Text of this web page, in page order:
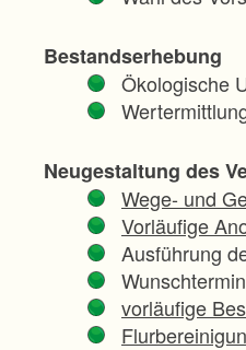
Bestandserhebung
Ökologische
Neugestaltung des
Wege- und
Vorläufige
Ausführung
Wunschtermin
vorläufige